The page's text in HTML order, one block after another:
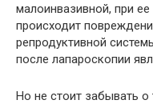
малоинвазивной, при
происходит
репродуктивной
после лапароскопии
Но не стоит забывать о